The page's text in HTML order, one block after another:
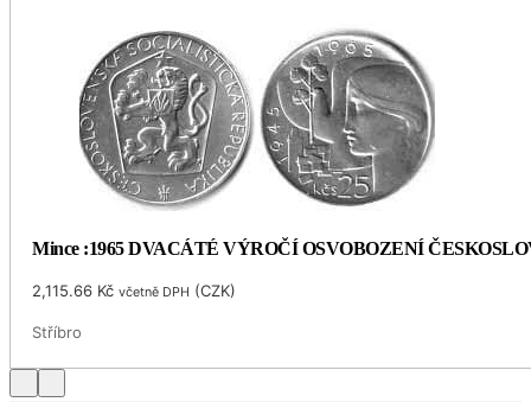
Mince :1965 DVACÁTÉ VÝROČÍ OSVOBOZENÍ
2,115.66 Kč včetně DPH (CZK)
Stříbro